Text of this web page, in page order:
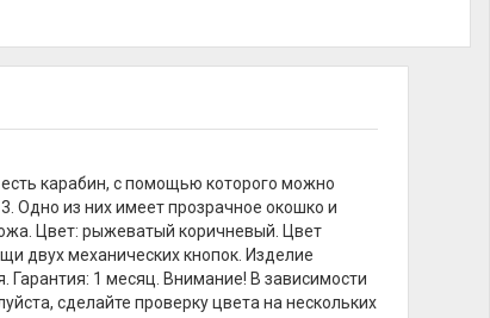
карабин, с помощью которого можно
Одно из них имеет прозрачное окошко и
Цвет: рыжеватый коричневый. Цвет
двух механических кнопок. Изделие
Гарантия: 1 месяц. Внимание! В зависимости
сделайте проверку цвета на нескольких